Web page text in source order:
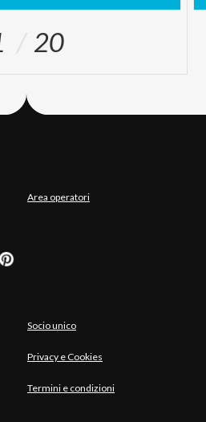
20
Area operatori
Socio unico
Privacy e Cookies
Termini e condizioni